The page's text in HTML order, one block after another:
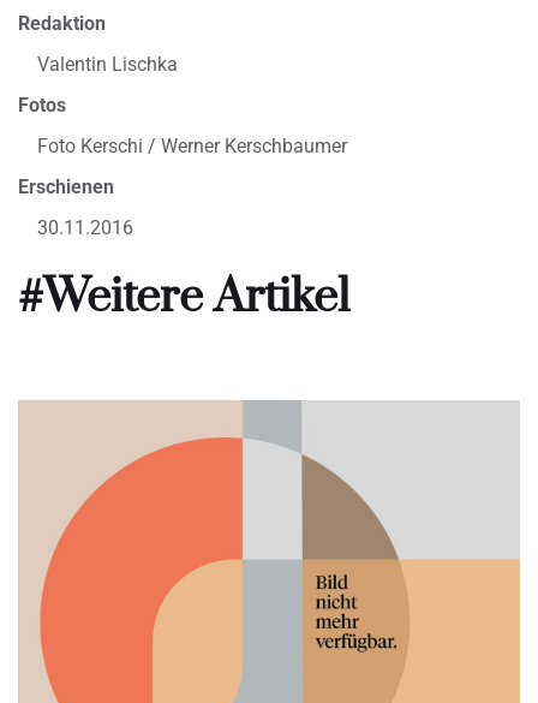
Redaktion
Valentin Lischka
Fotos
Foto Kerschi / Werner Kerschbaumer
Erschienen
30.11.2016
#Weitere Artikel